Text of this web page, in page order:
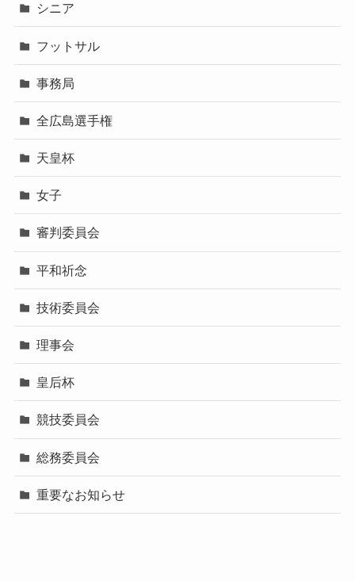
シニア
フットサル
事務局
全広島選手権
天皇杯
女子
審判委員会
平和祈念
技術委員会
理事会
皇后杯
競技委員会
総務委員会
重要なお知らせ